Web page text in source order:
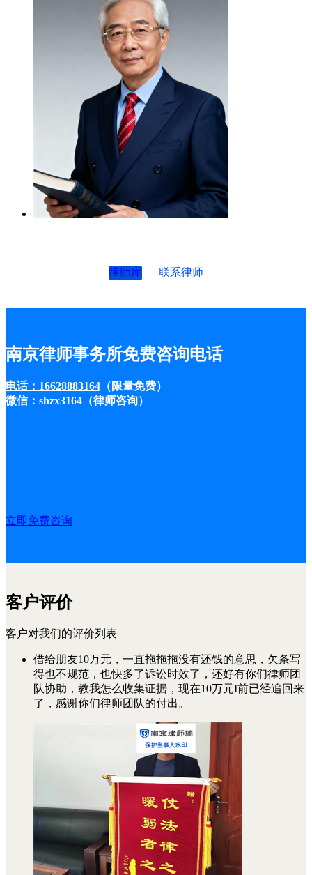
律师库 联系律师
南京律师事务所免费咨询电话
电话：16628883164 （限量免费）
微信：shzx3164（律师咨询）
立即免费咨询
客户评价
客户对我们的评价列表
借给朋友10万元，一直拖拖拖没有还钱的意思，欠条写
得也不规范，也快多了诉讼时效了，还好有你们律师团
队协助，教我怎么收集证据，现在10万元I前已经追回来
了，感谢你们律师团队的付出。